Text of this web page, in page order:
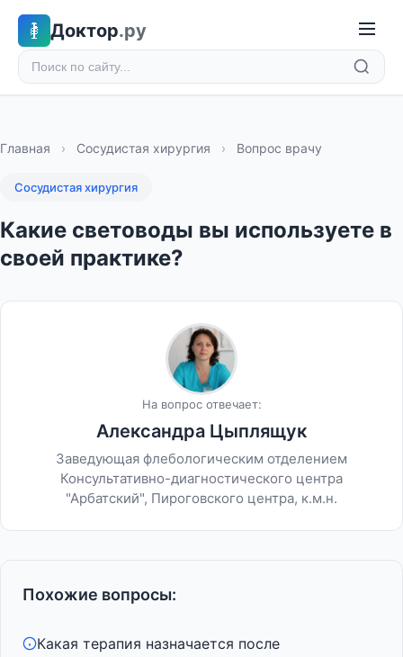
Доктор.ру
Главная › Сосудистая хирургия › Вопрос врачу
Сосудистая хирургия
Какие световоды вы используете в
своей практике?
На вопрос отвечает:
Александра Цыплящук
Заведующая флебологическим отделением
Консультативно-диагностического центра
"Арбатский", Пироговского центра, к.м.н.
Похожие вопросы:
Какая терапия назначается после